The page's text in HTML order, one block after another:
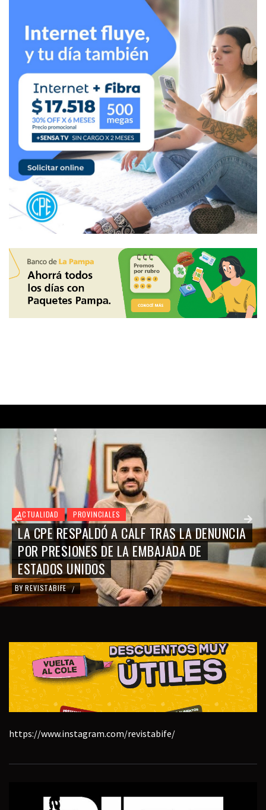
ACTUALIDAD PROVINCIALES
LA CPE RESPALDÓ A CALF TRAS LA DENUNCIA
POR PRESIONES DE LA EMBAJADA DE
ESTADOS UNIDOS
BY REVISTABIFE /
https://www.instagram.com/revistabife/